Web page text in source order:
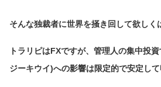
そんな独裁者に世界を掻き回して欲し
トラリピはFXですが、管理人の集中投
ジーキウイ)への影響は限定的で安定して